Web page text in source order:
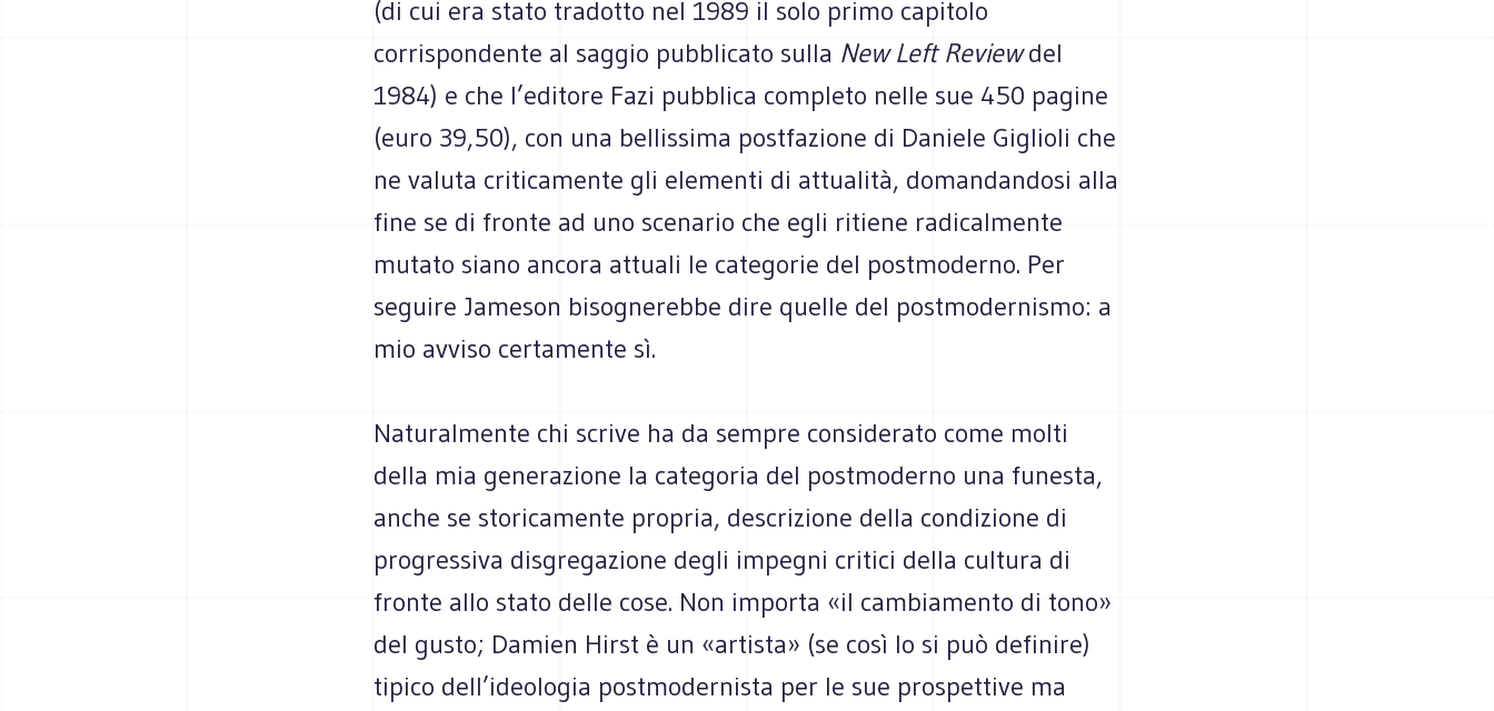
(di cui era stato tradotto nel 1989 il solo primo capitolo
corrispondente al saggio pubblicato sulla New Left Reviewdel
1984) e che l’editore Fazi pubblica completo nelle sue 450 pagine
(euro 39,50), con una bellissima postfazione di Daniele Giglioli che
ne valuta criticamente gli elementi di attualità, domandandosi alla
fine se di fronte ad uno scenario che egli ritiene radicalmente
mutato siano ancora attuali le categorie del postmoderno. Per
seguire Jameson bisognerebbe dire quelle del postmodernismo: a
mio avviso certamente sì.
Naturalmente chi scrive ha da sempre considerato come molti
della mia generazione la categoria del postmoderno una funesta,
anche se storicamente propria, descrizione della condizione di
progressiva disgregazione degli impegni critici della cultura di
fronte allo stato delle cose. Non importa «il cambiamento di tono»
del gusto; Damien Hirst è un «artista» (se così lo si può definire)
tipico dell’ideologia postmodernista per le sue prospettive ma